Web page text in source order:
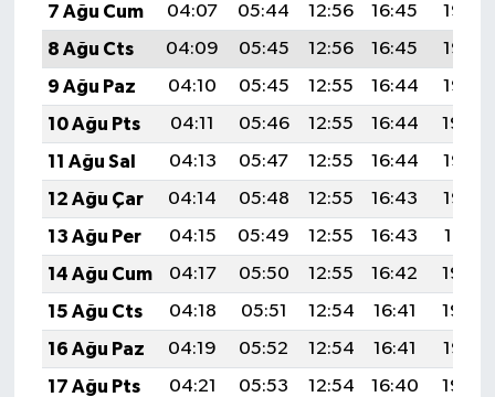
7 Ağu Cum
04:07 05:44 12:56 16:45
19:58
8 Ağu Cts
04:09 05:45 12:56 16:45
19:57
9 Ağu Paz
04:10 05:45 12:55 16:44
19:55
10 Ağu Pts
04:11 05:46 12:55 16:44
19:54
11 Ağu Sal
04:13 05:47 12:55 16:44
19:53
12 Ağu Çar
04:14 05:48 12:55 16:43
19:52
13 Ağu Per
04:15 05:49 12:55 16:43
19:51
14 Ağu Cum
04:17 05:50 12:55 16:42
19:49
15 Ağu Cts
04:18 05:51 12:54 16:41
19:48
16 Ağu Paz
04:19 05:52 12:54 16:41
19:47
17 Ağu Pts
04:21 05:53 12:54 16:40
19:45